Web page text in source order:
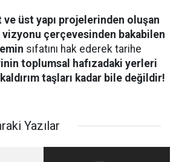
üst yapı projelerinden oluşan
çerçevesinden bakabilen
sıfatını hak ederek tarihe
toplumsal hafızadaki yerleri
taşları kadar bile değildir!
Yazılar